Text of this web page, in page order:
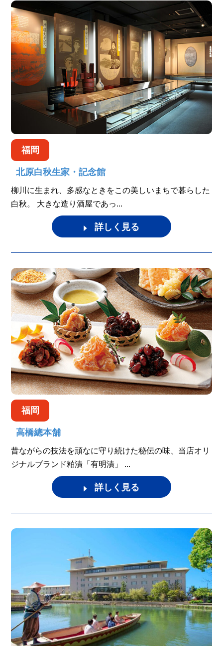
福岡
北原白秋生家・記念館
柳川に生まれ、多感なときをこの美しいまちで暮らした
白秋。 大きな造り酒屋であっ...
詳しく見る
福岡
高橋總本舗
昔ながらの技法を頑なに守り続けた秘伝の味、当店オリ
ジナルブランド粕漬「有明漬」 ...
詳しく見る